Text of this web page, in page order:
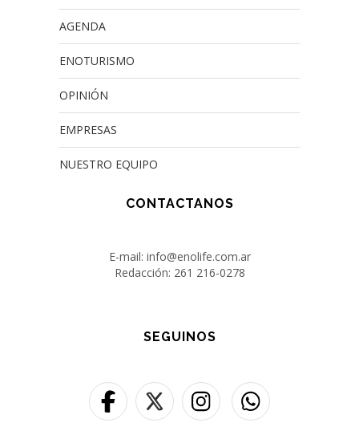
AGENDA
ENOTURISMO
OPINIÓN
EMPRESAS
NUESTRO EQUIPO
CONTACTANOS
E-mail: info@enolife.com.ar
Redacción: 261 216-0278
SEGUINOS